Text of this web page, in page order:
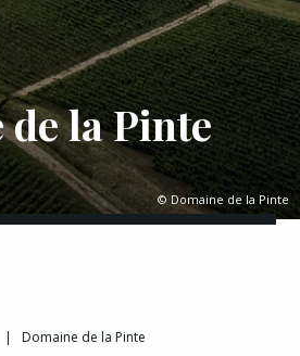
© Domaine de la Pinte
la Pinte
| Domaine de la Pinte